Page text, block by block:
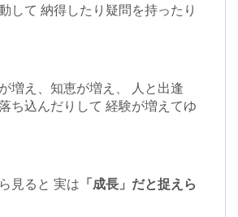
して 納得したり疑問を持ったり
増え、知恵が増え、 人と出逢
ち込んだりして 経験が増えてゆ
見ると 実は 「成長」だと捉えら